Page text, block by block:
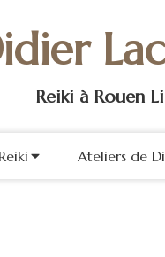
Reiki à Rouen
Ateliers de